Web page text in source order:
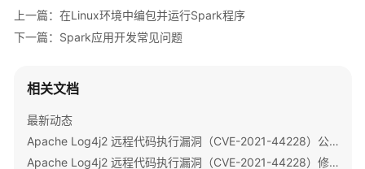
指
南
版）
最
佳
实
上一篇：在Linux环境中编包并运行Spark程序
下一篇：Spark应用开发常见问题
相关文档
最新动态
Apache Log4j2 远程代码执行漏洞（CVE-2021-44228）公告
Apache Log4j2 远程代码执行漏洞（CVE-2021-44228）修复指导